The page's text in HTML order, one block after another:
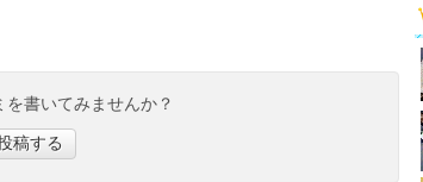
書いてみませんか？
稿する